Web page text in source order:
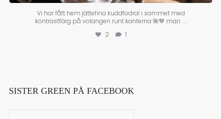
Vi har fått hem jättefina kuddfodral i sammet med
kontrastfärg på volangen runt kanterna 🌺🤎 man ...
2 1
SISTER GREEN PÅ FACEBOOK